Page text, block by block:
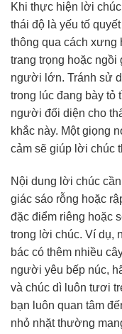
Khi thực hiện lời
thái độ là yếu tố
thông qua cách xưng
trang trọng hoặc
người lớn. Tránh sử
trong lúc đang bày tỏ
người đối diện cho
khắc này. Một giọng
cảm sẽ giúp lời chúc
Nội dung lời chúc
giác sáo rỗng hoặc
đặc điểm riêng hoặc
trong lời chúc. Ví dụ,
bác có thêm nhiều
người yêu bếp núc,
và chúc dì luôn tươi
bạn luôn quan tâm
nhỏ nhặt thường